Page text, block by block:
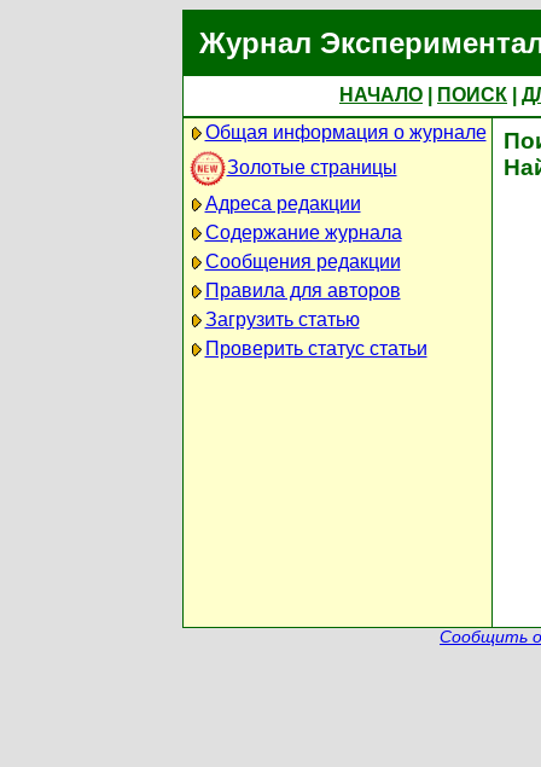
Журнал
НАЧАЛО ПОИСК
Общая информация о журнале
Золотые страницы
Адреса редакции
Содержание журнала
Сообщения редакции
Правила для авторов
Загрузить статью
Проверить статус статьи
Сообщить о